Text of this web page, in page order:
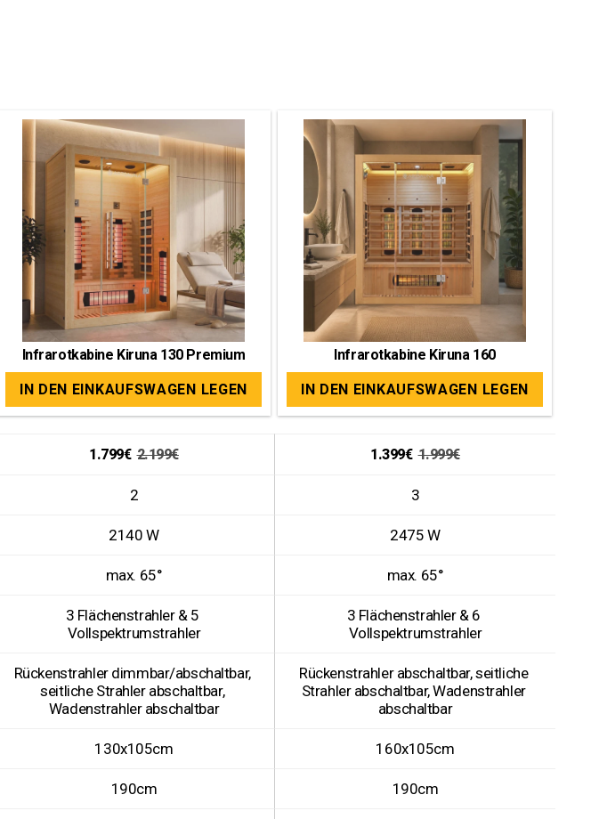
Infrarotkabine Kiruna 130 Premium
IN DEN EINKAUFSWAGEN LEGEN
Infrarotkabine Kiruna 160
IN DEN EINKAUFSWAGEN LEGEN
1.799€ 2.199€ 1.399€ 1.999€
2 3
2140 W 2475 W
max. 65° max. 65°
3 Flächenstrahler & 5
Vollspektrumstrahler
3 Flächenstrahler & 6
Vollspektrumstrahler
Rückenstrahler dimmbar/abschaltbar,
seitliche Strahler abschaltbar,
Wadenstrahler abschaltbar
Rückenstrahler abschaltbar, seitliche
Strahler abschaltbar, Wadenstrahler
abschaltbar
130x105cm 160x105cm
190cm 190cm